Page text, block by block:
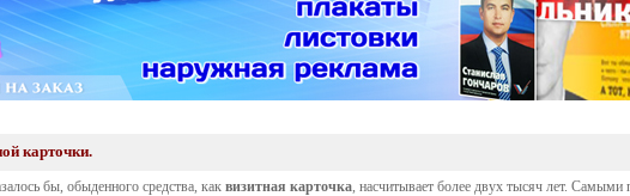
карточки.
бы, обыденного средства, как визитная карточка, насчитывает более двух тысяч лет.